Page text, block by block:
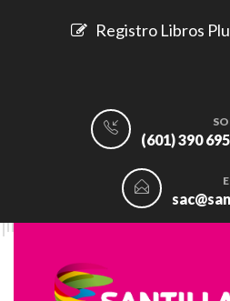
Registro Libros
(601) 390